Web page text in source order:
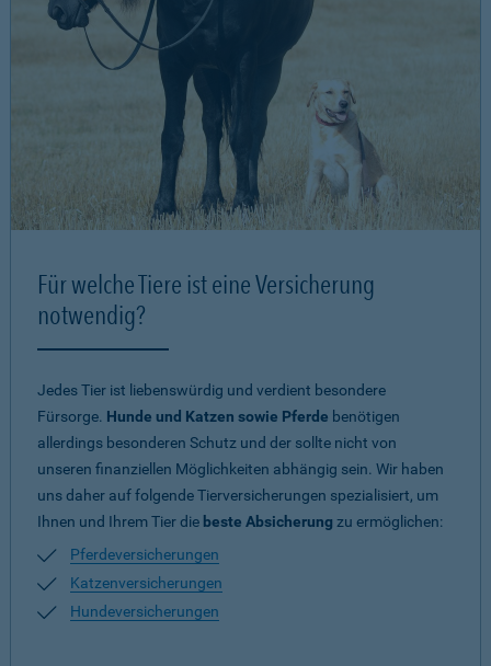
Für welche Tiere ist eine Versicherung
notwendig?
Jedes Tier ist liebenswürdig und verdient besondere
Fürsorge. Hunde und Katzen sowie Pferde benötigen
allerdings besonderen Schutz und der sollte nicht von
unseren finanziellen Möglichkeiten abhängig sein. Wir haben
uns daher auf folgende Tierversicherungen spezialisiert, um
Ihnen und Ihrem Tier die beste Absicherung zu ermöglichen:
Pferdeversicherungen
Katzenversicherungen
Hundeversicherungen